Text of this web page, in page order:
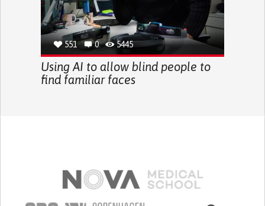
551 0 5445
Using AI to allow blind people to
find familiar faces